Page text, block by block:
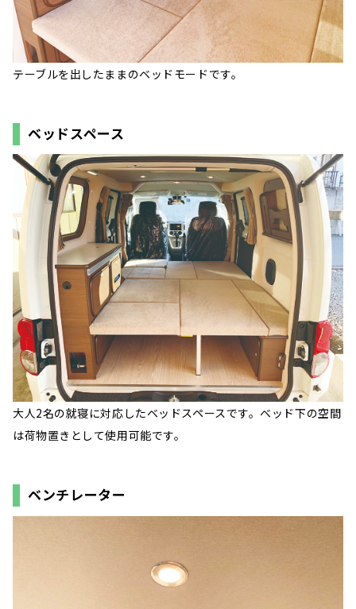
テーブルを出したままのベッドモードです。
ベッドスペース
大人2名の就寝に対応したベッドスペースです。ベッド下の空間
は荷物置きとして使用可能です。
ベンチレーター